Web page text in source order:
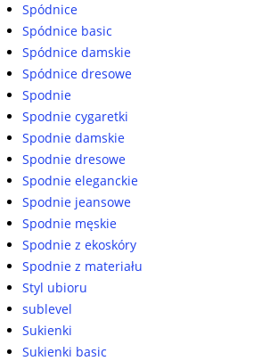
Spódnice
Spódnice basic
Spódnice damskie
Spódnice dresowe
Spodnie
Spodnie cygaretki
Spodnie damskie
Spodnie dresowe
Spodnie eleganckie
Spodnie jeansowe
Spodnie męskie
Spodnie z ekoskóry
Spodnie z materiału
Styl ubioru
sublevel
Sukienki
Sukienki basic